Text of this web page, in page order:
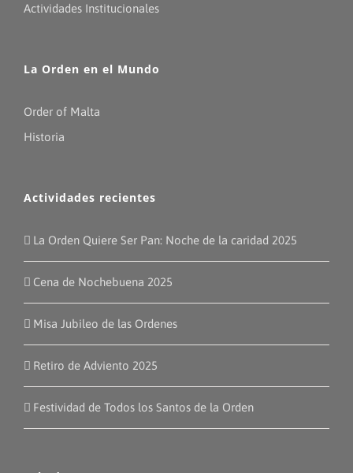
Actividades Institucionales
La Orden en el Mundo
Order of Malta
Historia
Actividades recientes
La Orden Quiere Ser Pan: Noche de la caridad 2025
Cena de Nochebuena 2025
Misa Jubileo de las Ordenes
Retiro de Adviento 2025
Festividad de Todos los Santos de la Orden